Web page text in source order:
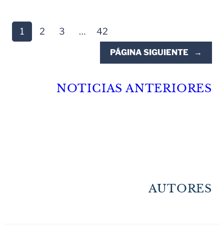
1 2 3 … 42
PÁGINA SIGUIENTE →
NOTICIAS ANTERIORES
AUTORES